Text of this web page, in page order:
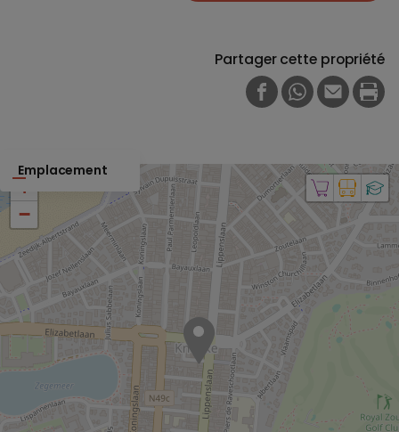
Partager cette propriété
FACEBOOK
WHATSAPP
E-MAIL
Emplacement
+
−